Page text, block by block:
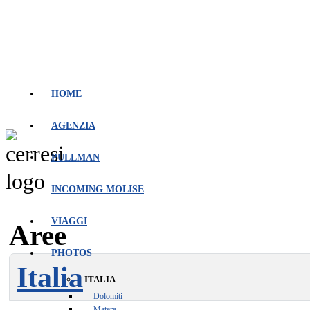
HOME
AGENZIA
PULLMAN
INCOMING MOLISE
VIAGGI
PHOTOS
ITALIA
Dolomiti
Aree
Italia